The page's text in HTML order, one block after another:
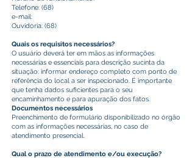
Telefone: (68)
e-mail:
Ouvidoria: (68)
Quais os requisitos necessários?
O usuário deverá ter em mãos as informações
necessárias e essenciais para descrição sucinta da
situação: informar endereço completo com ponto de
referência do local a ser inspecionado. É importante
que tenha dados suficientes para o seu
encaminhamento e para apuração dos fatos.
Documentos necessários
Preenchimento de formulário disponibilizado no órgão
com as informações necessárias, no caso de
atendimento presencial.
Qual o prazo de atendimento e/ou execução?